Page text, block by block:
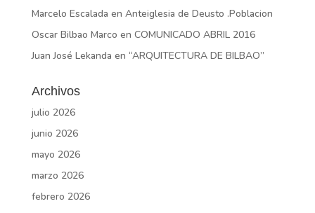
Marcelo Escalada en Anteiglesia de Deusto .Poblacion
Oscar Bilbao Marco en COMUNICADO ABRIL 2016
Juan José Lekanda en “ARQUITECTURA DE BILBAO”
Archivos
julio 2026
junio 2026
mayo 2026
marzo 2026
febrero 2026